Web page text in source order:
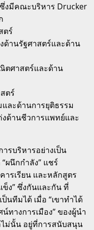
งมีคณะบริหาร Drucker
ตร์
ด้านรัฐศาสตร์และด้าน
ตศาสตร์และด้าน
ตร์
และด้านการยุติธรรม
งด้านชีวการแพทย์และ
รบริหารอย่างเป็น
ผนึกกำลัง” แชร์
รเรียน และหลักสูตร
ข็ง” ซึ่งกันและกัน ที่
นทีมได้ เมื่อ “เขาทำได้
ทางการเมือง” ของผู้นำ
ไม่นั้น อยู่ที่การสนับสนุน